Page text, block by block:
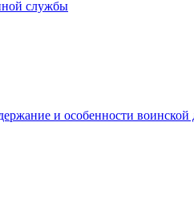
службы
и особенности